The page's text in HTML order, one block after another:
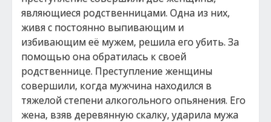
являющиеся родственницами. Одна из них,
живя с постоянно выпивающим и
избивающим её мужем, решила его убить. За
помощью она обратилась к своей
родственнице. Преступление женщины
совершили, когда мужчина находился в
тяжелой степени алкогольного опьянения. Его
жена, взяв деревянную скалку, ударила мужа